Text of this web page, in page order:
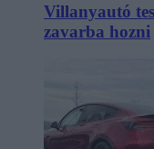
Villanyautó
zavarba hozni